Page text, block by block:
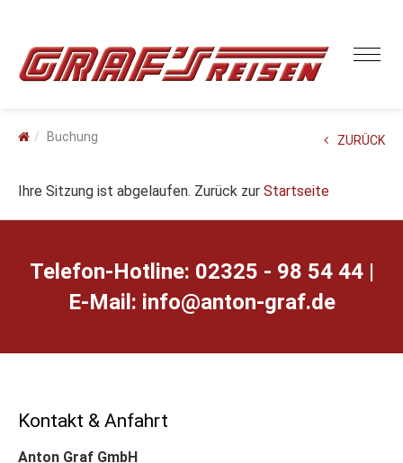
Buchung ZURÜCK
Ihre Sitzung ist abgelaufen. Zurück zur Startseite
Telefon-Hotline: 02325 - 98 54 44 |
E-Mail: ed.farg-notna@ofni
Kontakt & Anfahrt
Anton Graf GmbH